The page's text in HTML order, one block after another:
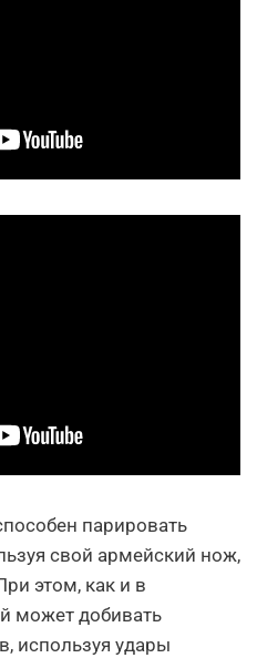
парировать
свой армейский нож,
этом, как и в
может добивать
используя удары